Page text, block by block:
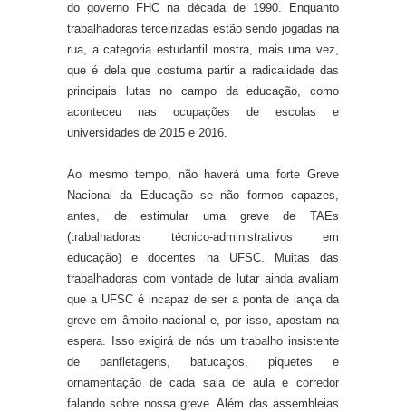
do governo FHC na década de 1990. Enquanto
trabalhadoras terceirizadas estão sendo jogadas na
rua, a categoria estudantil mostra, mais uma vez,
que é dela que costuma partir a radicalidade das
principais lutas no campo da educação, como
aconteceu nas ocupações de escolas e
universidades de 2015 e 2016.
Ao mesmo tempo, não haverá uma forte Greve
Nacional da Educação se não formos capazes,
antes, de estimular uma greve de TAEs
(trabalhadoras técnico-administrativos em
educação) e docentes na UFSC. Muitas das
trabalhadoras com vontade de lutar ainda avaliam
que a UFSC é incapaz de ser a ponta de lança da
greve em âmbito nacional e, por isso, apostam na
espera. Isso exigirá de nós um trabalho insistente
de panfletagens, batucaços, piquetes e
ornamentação de cada sala de aula e corredor
falando sobre nossa greve. Além das assembleias